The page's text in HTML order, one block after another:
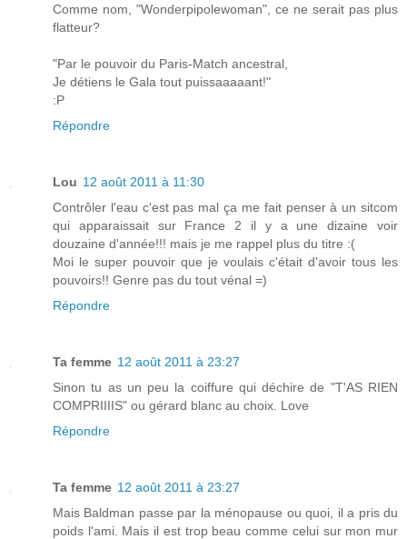
Comme nom, "Wonderpipolewoman", ce ne serait pas plus
flatteur?
"Par le pouvoir du Paris-Match ancestral,
Je détiens le Gala tout puissaaaaant!"
:P
Répondre
Lou 12 août 2011 à 11:30
Contrôler l'eau c'est pas mal ça me fait penser à un sitcom
qui apparaissait sur France 2 il y a une dizaine voir
douzaine d'année!!! mais je me rappel plus du titre :(
Moi le super pouvoir que je voulais c'était d'avoir tous les
pouvoirs!! Genre pas du tout vénal =)
Répondre
Ta femme 12 août 2011 à 23:27
Sinon tu as un peu la coiffure qui déchire de "T'AS RIEN
COMPRIIIIS" ou gérard blanc au choix. Love
Répondre
Ta femme 12 août 2011 à 23:27
Mais Baldman passe par la ménopause ou quoi, il a pris du
poids l'ami. Mais il est trop beau comme celui sur mon mur